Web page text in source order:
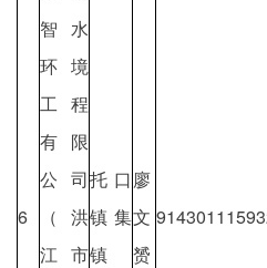
6
智水
环境
工程
有限
公司
（洪
江市
托口
镇集
镇
廖
文
赟